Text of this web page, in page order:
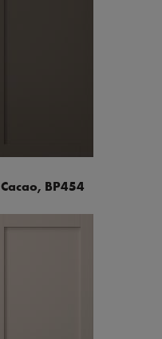
Cacao, BP454